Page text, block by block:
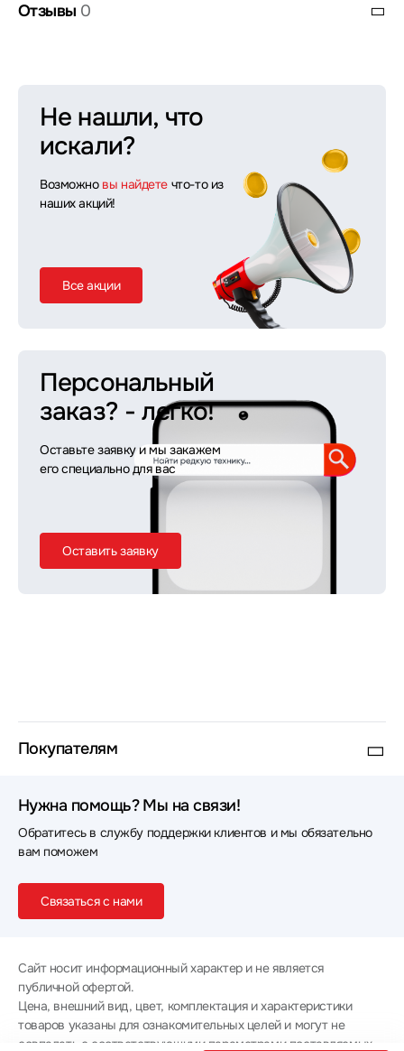
Отзывы 0
Не нашли, что
искали?
Возможно вы найдете что-то из
наших акций!
Все акции
Персональный
заказ? - легко!
Оставьте заявку и мы закажем
его специально для вас
Оставить заявку
Покупателям
Нужна помощь? Мы на связи!
Обратитесь в службу поддержки клиентов и мы обязательно
вам поможем
Связаться с нами
Сайт носит информационный характер и не является
публичной офертой.
Цена, внешний вид, цвет, комплектация и характеристики
товаров указаны для ознакомительных целей и могут не
совпадать с соответствующими параметрами поставляемых